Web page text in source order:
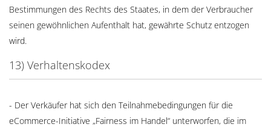
Bestimmungen des Rechts des Staates, in dem der Verbraucher
seinen gewöhnlichen Aufenthalt hat, gewährte Schutz entzogen
wird.
13) Verhaltenskodex
- Der Verkäufer hat sich den Teilnahmebedingungen für die
eCommerce-Initiative „Fairness im Handel“ unterworfen, die im